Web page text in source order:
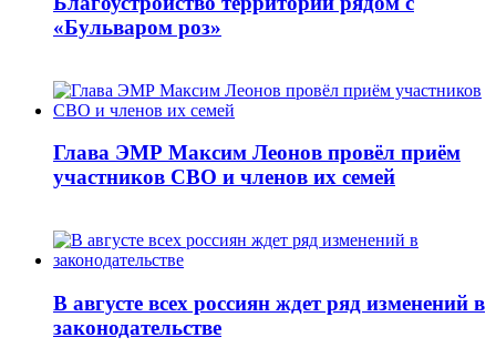
«Бульваром роз»
Глава ЭМР Максим Леонов провёл приём
участников СВО и членов их семей
В августе всех россиян ждет ряд изменений в
законодательстве